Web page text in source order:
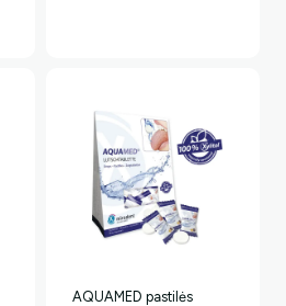
AQUAMED pastilės